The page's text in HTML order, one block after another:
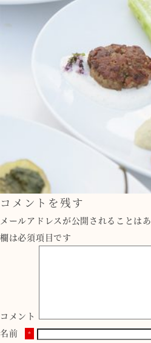
コメントを残す
メールアドレスが公開されることはあ
欄は必須項目です
コメント
名前
*